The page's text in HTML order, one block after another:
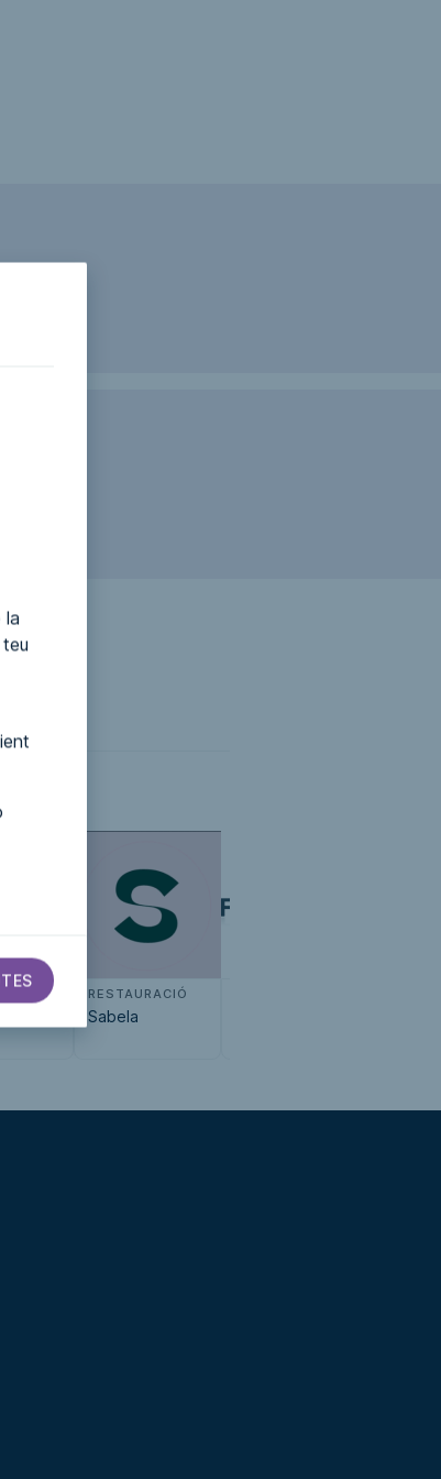
la
SECTOR SERVEIS RESTAURACIÓ
Sabela